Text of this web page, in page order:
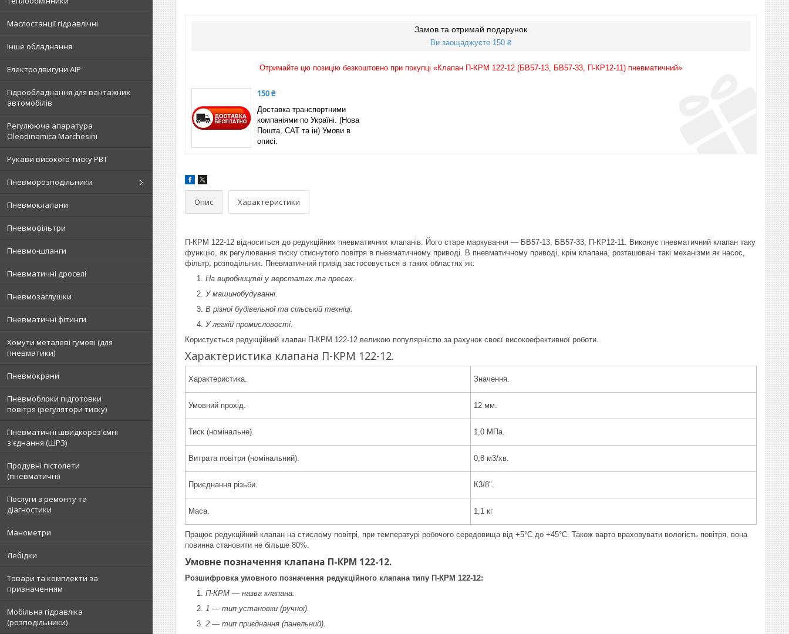
Маслостанції гідравлічні
Інше обладнання
Електродвигуни АІР
Гідрообладнання для вантажних
автомобілів
Регулююча апаратура
Oleodinamica Marchesini
Рукави високого тиску РВТ
Пневморозподільники
Пневмоклапани
Пневмофільтри
Пневмо-шланги
Пневматичні дроселі
Пневмозаглушки
Пневматичні фітинги
Хомути металеві гумові (для
пневматики)
Пневмокрани
Пневмоблоки підготовки
повітря (регулятори тиску)
Пневматичні швидкороз'ємні
з'єднання (ШРЗ)
Продувні пістолети
(пневматичні)
Послуги з ремонту та
діагностики
Манометри
Лебідки
Товари та комплекти за
призначенням
Мобільна гідравліка
(розподільники)
Замов та отримай подарунок
Ви заощаджуєте 150 ₴
Отримайте цю позицію безкоштовно при покупці «Клапан П-КРМ 122-12 (БВ57-13, БВ57-33, П-КР12-11) пневматичний»
150 ₴
Доставка транспортними
компаніями по Україні. (Нова
Пошта, САТ та ін) Умови в
описі.
Опис Характеристики
П-КРМ 122-12 відноситься до редукційних пневматичних клапанів. Його старе маркування — БВ57-13, БВ57-33, П-КР12-11. Виконує пневматичний клапан таку
функцію, як регулювання тиску стиснутого повітря в пневматичному приводі. В пневматичному приводі, крім клапана, розташовані такі механізми як насос,
фільтр, розподільник. Пневматичний привід застосовується в таких областях як:
На виробництві у верстатах та пресах.
У машинобудуванні.
В різної будівельної та сільській техніці.
У легкій промисловості.
Користується редукційний клапан П-КРМ 122-12 великою популярністю за рахунок своєї високоефективної роботи.
Характеристика клапана П-КРМ 122-12.
Характеристика. Значення.
Умовний прохід. 12 мм.
Тиск (номінальне). 1,0 МПа.
Витрата повітря (номінальний). 0,8 м3/хв.
Приєднання різьби. К3/8".
Маса. 1,1 кг
Працює редукційний клапан на стислому повітрі, при температурі робочого середовища від +5°C до +45°C. Також варто враховувати вологість повітря, вона
повинна становити не більше 80%.
Умовне позначення клапана П-КРМ 122-12.
Розшифровка умовного позначення редукційного клапана типу П-КРМ 122-12:
П-КРМ — назва клапана.
1 — тип установки (ручної).
2 — тип приєднання (панельний).